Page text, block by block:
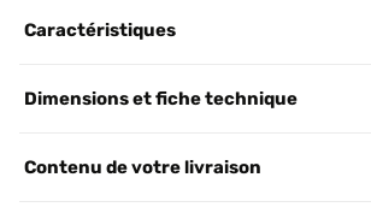
Caractéristiques
Dimensions et fiche technique
Contenu de votre livraison